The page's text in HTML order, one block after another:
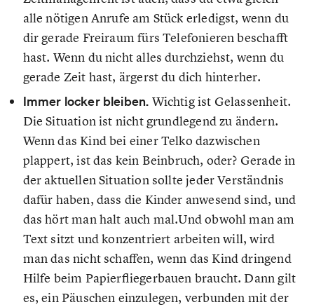
alle nötigen Anrufe am Stück erledigst, wenn du
dir gerade Freiraum fürs Telefonieren beschafft
hast. Wenn du nicht alles durchziehst, wenn du
gerade Zeit hast, ärgerst du dich hinterher.
Immer locker bleiben. Wichtig ist Gelassenheit.
Die Situation ist nicht grundlegend zu ändern.
Wenn das Kind bei einer Telko dazwischen
plappert, ist das kein Beinbruch, oder? Gerade in
der aktuellen Situation sollte jeder Verständnis
dafür haben, dass die Kinder anwesend sind, und
das hört man halt auch mal.Und obwohl man am
Text sitzt und konzentriert arbeiten will, wird
man das nicht schaffen, wenn das Kind dringend
Hilfe beim Papierfliegerbauen braucht. Dann gilt
es, ein Päuschen einzulegen, verbunden mit der